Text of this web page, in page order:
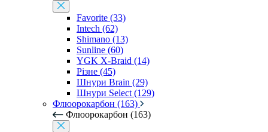
Favorite (33)
Intech (62)
Shimano (13)
Sunline (60)
YGK X-Braid (14)
Різне (45)
Шнури Brain (29)
Шнури Select (129)
Флюорокарбон (163)
Флюорокарбон (163)